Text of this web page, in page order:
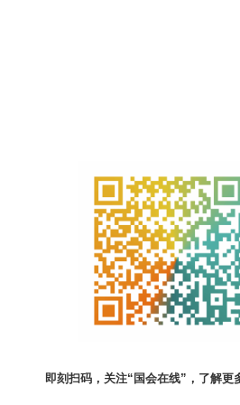
即刻扫码， 关注“国会在线”，了解更